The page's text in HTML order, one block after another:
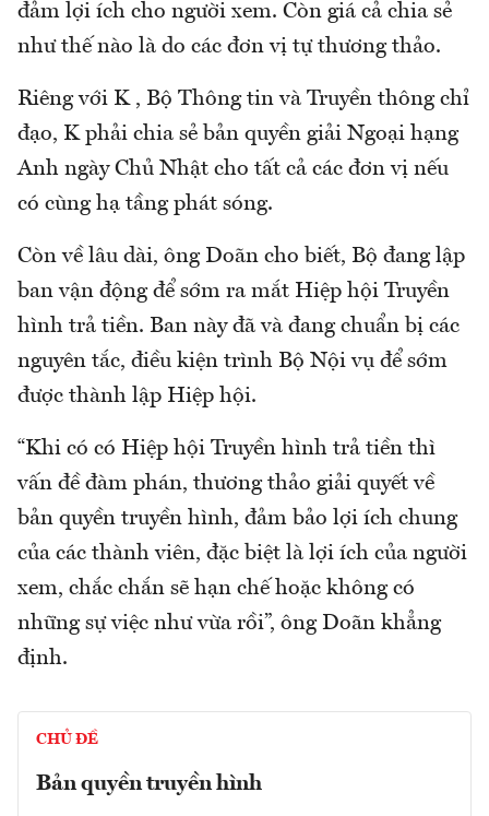
đảm lợi ích cho người xem. Còn giá cả chia sẻ
như thế nào là do các đơn vị tự thương thảo.
Riêng với K , Bộ Thông tin và Truyền thông chỉ
đạo, K phải chia sẻ bản quyền giải Ngoại hạng
Anh ngày Chủ Nhật cho tất cả các đơn vị nếu
có cùng hạ tầng phát sóng.
Còn về lâu dài, ông Doãn cho biết, Bộ đang lập
ban vận động để sớm ra mắt Hiệp hội Truyền
hình trả tiền. Ban này đã và đang chuẩn bị các
nguyên tắc, điều kiện trình Bộ Nội vụ để sớm
được thành lập Hiệp hội.
“Khi có có Hiệp hội Truyền hình trả tiền thì
vấn đề đàm phán, thương thảo giải quyết về
bản quyền truyền hình, đảm bảo lợi ích chung
của các thành viên, đặc biệt là lợi ích của người
xem, chắc chắn sẽ hạn chế hoặc không có
những sự việc như vừa rồi”, ông Doãn khẳng
định.
CHỦ ĐỀ
Bản quyền truyền hình